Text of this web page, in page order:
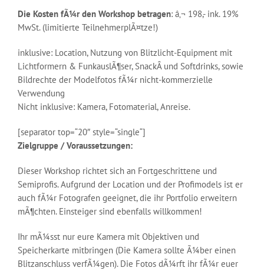
Die Kosten fÃ¼r den Workshop betragen: â‚¬ 198,- ink. 19%
MwSt. (limitierte TeilnehmerplÃ¤tze!)
inklusive: Location, Nutzung von Blitzlicht-Equipment mit
Lichtformern & FunkauslÃ¶ser, SnackÂ und Softdrinks, sowie
Bildrechte der Modelfotos fÃ¼r nicht-kommerzielle
Verwendung
Nicht inklusive: Kamera, Fotomaterial, Anreise.
[separator top=“20″ style=“single“]
Zielgruppe / Voraussetzungen:
Dieser Workshop richtet sich an Fortgeschrittene und
Semiprofis. Aufgrund der Location und der Profimodels ist er
auch fÃ¼r Fotografen geeignet, die ihr Portfolio erweitern
mÃ¶chten. Einsteiger sind ebenfalls willkommen!
Ihr mÃ¼sst nur eure Kamera mit Objektiven und
Speicherkarte mitbringen (Die Kamera sollte Ã¼ber einen
Blitzanschluss verfÃ¼gen). Die Fotos dÃ¼rft ihr fÃ¼r euer